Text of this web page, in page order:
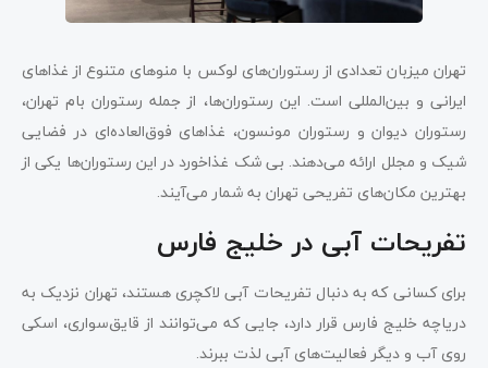
تهران میزبان تعدادی از رستوران‌های لوکس با منوهای متنوع از غذاهای
ایرانی و بین‌المللی است. این رستوران‌ها، از جمله رستوران بام تهران،
رستوران دیوان و رستوران مونسون، غذاهای فوق‌العاده‌ای در فضایی
شیک و مجلل ارائه می‌دهند. بی شک غذاخورد در این رستوران‌ها یکی از
بهترین مکان‌های تفریحی تهران به شمار می‌آیند.
تفریحات آبی در خلیج فارس
برای کسانی که به دنبال تفریحات آبی لاکچری هستند، تهران نزدیک به
دریاچه خلیج فارس قرار دارد، جایی که می‌توانند از قایق‌سواری، اسکی
روی آب و دیگر فعالیت‌های آبی لذت ببرند.